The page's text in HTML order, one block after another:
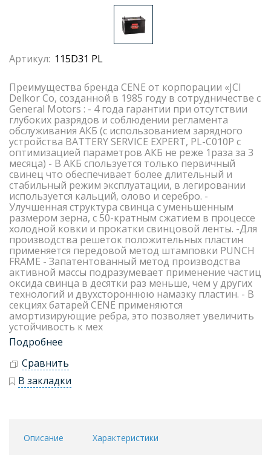
Артикул: 115D31 PL
Преимущества бренда CENE от корпорации «JCI
Delkor Со, созданной в 1985 году в сотрудничестве с
General Motors : - 4 года гарантии при отсутствии
глубоких разрядов и соблюдении регламента
обслуживания АКБ (с использованием зарядного
устройства BATTERY SERVICE EXPERT, PL-C010P с
оптимизацией параметров АКБ не реже 1раза за 3
месяца) - В АКБ спользуется только первичный
свинец что обеспечивает более длительный и
стабильный режим эксплуатации, в легировании
используется кальций, олово и серебро. -
Улучшенная структура свинца с уменьшенным
размером зерна, с 50-кратным сжатием в процессе
холодной ковки и прокатки свинцовой ленты. -Для
производства решеток положительных пластин
применяется передовой метод штамповки PUNCH
FRAME - Запатентованный метод производства
активной массы подразумевает применение частиц
оксида свинца в десятки раз меньше, чем у других
технологий и двухстороннюю намазку пластин. - В
секциях батарей CENE применяются
амортизирующие ребра, это позволяет увеличить
устойчивость к мех
Подробнее
Сравнить
В закладки
Описание Характеристики